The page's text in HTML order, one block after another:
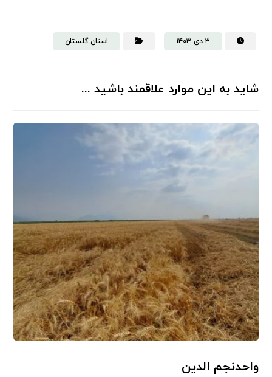
۳ دی ۱۴۰۳ استان گلستان
شاید به این موارد علاقمند باشید ...
واحدنجم الدین